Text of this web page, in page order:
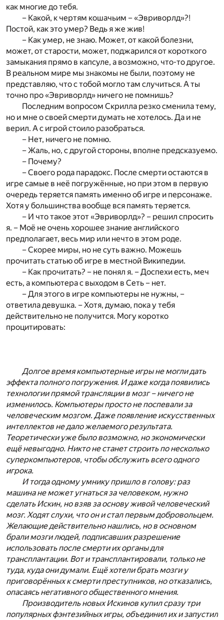
как многие до тебя.
– Какой, к чертям кошачьим – «Эвриворлд»?!
Постой, как это умер? Ведь я же жив!
– Как умер, не знаю. Может, от какой болезни,
может, от старости, может, поджарился от короткого
замыкания прямо в капсуле, а возможно, что-то другое.
В реальном мире мы знакомы не были, поэтому не
представляю, что с тобой могло там случиться. А ты
точно про «Эвриворлд» ничего не помнишь?
Последним вопросом Скрилла резко сменила тему,
но и мне о своей смерти думать не хотелось. Да и не
верил. А с игрой стоило разобраться.
– Нет, ничего не помню.
– Жаль, но, с другой стороны, вполне предсказуемо.
– Почему?
– Своего рода парадокс. После смерти остаются в
игре самые в неё погружённые, но при этом в первую
очередь теряется память именно об игре и персонаже.
Хотя у большинства вообще вся память теряется.
– И что такое этот «Эвриворлд»? – решил спросить
я. – Моё не очень хорошее знание английского
предполагает, весь мир или нечто в этом роде.
– Скорее миры, но не суть важно. Можешь
прочитать статью об игре в местной Википедии.
– Как прочитать? – не понял я. – Доспехи есть, меч
есть, а компьютера с выходом в Сеть – нет.
– Для этого в игре компьютеры не нужны, –
ответила девушка. – Хотя, думаю, пока у тебя
действительно не получится. Могу коротко
процитировать:
Долгое время компьютерные игры не могли дать
эффекта полного погружения. И даже когда появились
технологии прямой трансляции в мозг – ничего не
изменилось. Компьютеры просто не поспевали за
человеческим мозгом. Даже появление искусственных
интеллектов не дало желаемого результата.
Теоретически уже было возможно, но экономически
ещё невыгодно. Никто не станет строить по несколько
суперкомпьютеров, чтобы обслужить всего одного
игрока.
И тогда одному умнику пришло в голову: раз
машина не может угнаться за человеком, нужно
сделать Искин, но взяв за основу живой человеческий
мозг. Ходят слухи, что он и стал первым добровольцем.
Желающие действительно нашлись, но в основном
брали мозги людей, подписавших разрешение
использовать после смерти их органы для
трансплантации. Вот и трансплантировали, только не
туда, куда они думали. Ещё хотели брать мозги у
приговорённых к смерти преступников, но отказались,
опасаясь негативного общественного мнения.
Производитель новых Искинов купил сразу три
популярных фэнтезийных игры, объединил их и запустил